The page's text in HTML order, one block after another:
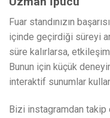
Fuar standınızın
içinde geçirdiği süreyi
süre kalırlarsa,
Bunun için küçük
interaktif sunumlar
Bizi instagramdan takip